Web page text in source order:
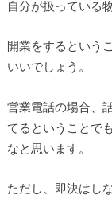
自分が扱っている
開業をするという
いいでしょう。
営業電話の場合、
てるということで
なと思います。
ただし、即決はし